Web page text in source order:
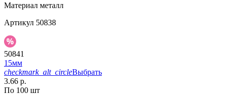
Материал металл
Артикул 50838
50841
15мм
checkmark_alt_circleВыбрать
3.66 р.
По 100 шт